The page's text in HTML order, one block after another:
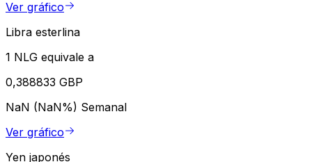
Ver gráfico
Libra esterlina
1 NLG equivale a
0,388833 GBP
NaN (NaN%) Semanal
Ver gráfico
Yen japonés